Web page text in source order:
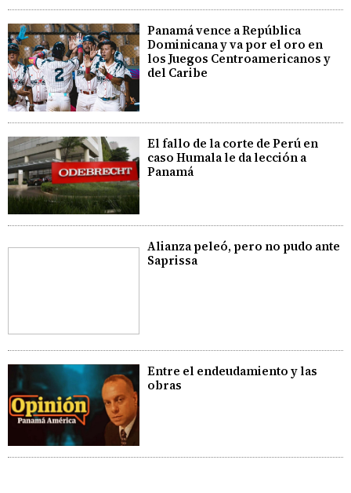
Panamá vence a República
Dominicana y va por el oro en
los Juegos Centroamericanos y
del Caribe
El fallo de la corte de Perú en
caso Humala le da lección a
Panamá
Alianza peleó, pero no pudo ante
Saprissa
Entre el endeudamiento y las
obras